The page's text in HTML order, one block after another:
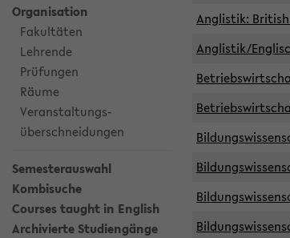
Organisation
Fakultäten
Lehrende
Prüfungen
Räume
Veranstaltungs-
überschneidungen
Semesterauswahl
Kombisuche
Courses taught in English
Archivierte Studiengänge
Anglistik: British
Anglistik/